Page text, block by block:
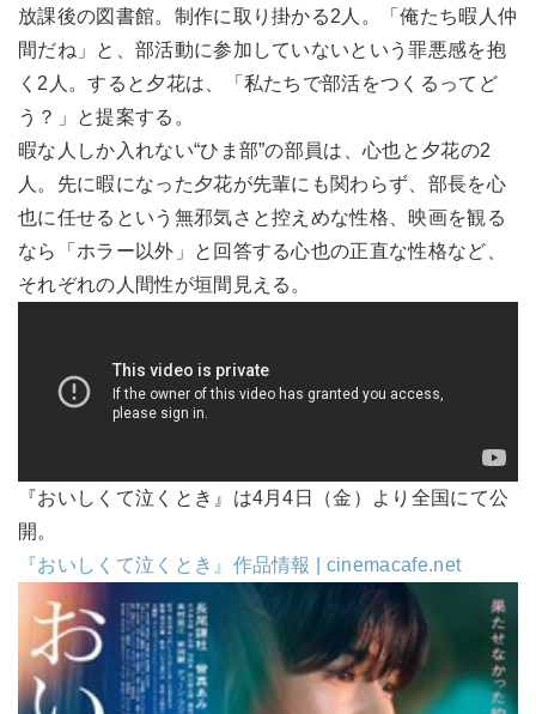
放課後の図書館。制作に取り掛かる2人。「俺たち暇人仲
間だね」と、部活動に参加していないという罪悪感を抱
く2人。すると夕花は、「私たちで部活をつくるってど
う？」と提案する。
暇な人しか入れない“ひま部”の部員は、心也と夕花の2
人。先に暇になった夕花が先輩にも関わらず、部長を心
也に任せるという無邪気さと控えめな性格、映画を観る
なら「ホラー以外」と回答する心也の正直な性格など、
それぞれの人間性が垣間見える。
『おいしくて泣くとき』は4月4日（金）より全国にて公
開。
『おいしくて泣くとき』作品情報 | cinemacafe.net